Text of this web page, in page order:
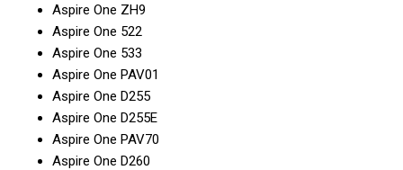
Aspire One ZH9
Aspire One 522
Aspire One 533
Aspire One PAV01
Aspire One D255
Aspire One D255E
Aspire One PAV70
Aspire One D260